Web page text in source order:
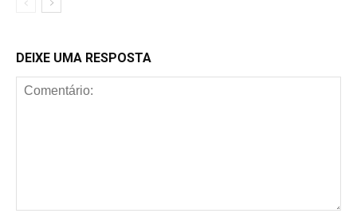
DEIXE UMA RESPOSTA